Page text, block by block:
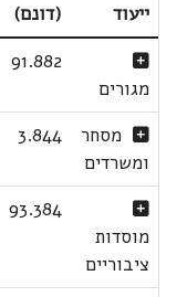
ייעוד
(דונם)
מגורים
91.882
מסחר
ומשרדים
3.844
מוסדות
ציבוריים
93.384